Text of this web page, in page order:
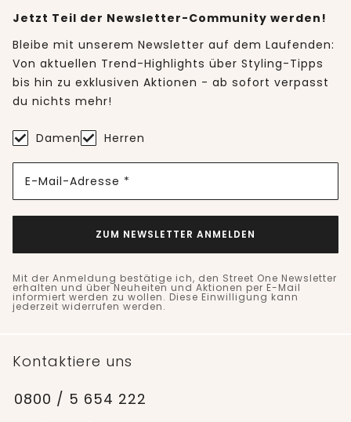
Jetzt Teil der Newsletter-Community werden!
Bleibe mit unserem Newsletter auf dem Laufenden:
Von aktuellen Trend-Highlights über Styling-Tipps
bis hin zu exklusiven Aktionen - ab sofort verpasst
du nichts mehr!
Damen Herren
E-Mail-Adresse *
ZUM NEWSLETTER ANMELDEN
Mit der Anmeldung bestätige ich, den Street One Newsletter
erhalten und über Neuheiten und Aktionen per E-Mail
informiert werden zu wollen. Diese Einwilligung kann
jederzeit widerrufen werden.
Kontaktiere uns
0800 / 5 654 222